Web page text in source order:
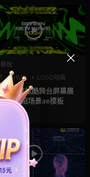
板
HUD LOGO动画
博朋克炫酷舞台屏幕展
会介绍场景ae模板
12-31